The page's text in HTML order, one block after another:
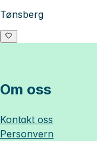
Tønsberg
Om oss
Kontakt oss
Personvern